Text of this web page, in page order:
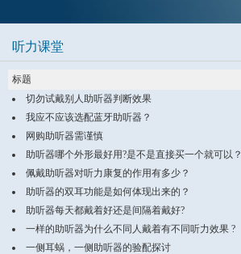
听力课堂
标题
切勿试戴别人助听器判断效果
我应不应该选配蓝牙助听器？
网购助听器需谨慎
助听器哪个外形最好用?是不是直接买一个就可以？
佩戴助听器对听力康复的作用有多少？
助听器的双耳功能是如何体现出来的？
助听器每天都戴着好还是间隔着戴好?
一样的助听器为什么不同人戴着有不同听力效果 ?
一侧耳蜗，一侧助听器的验配探讨